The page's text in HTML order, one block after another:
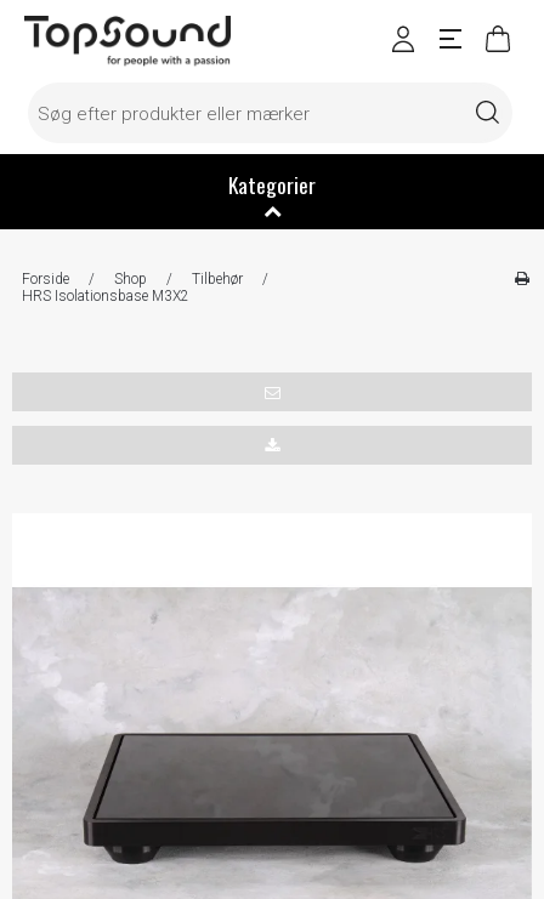
Kategorier
Forside / Shop / Tilbehør
/
HRS Isolationsbase M3X2